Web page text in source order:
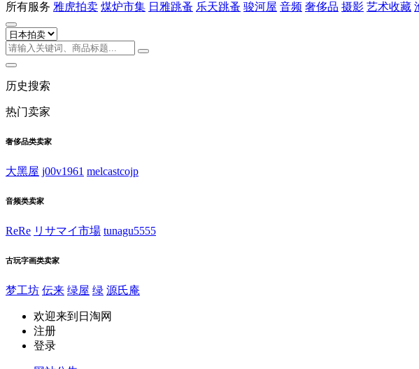
所有服务 雅虎拍卖 煤炉市集 日雅跳蚤 乐天跳蚤 骏河屋 音频 奢侈品 摄影 艺术收藏
历史搜索
热门卖家
奢侈品类卖家
大黑屋 j00v1961 melcastcojp
音频类卖家
ReRe リサマイ市場 tunagu5555
古玩字画类卖家
梦工坊 伝来 绿屋 绿 源氏庵
欢迎来到日淘网
注册
登录